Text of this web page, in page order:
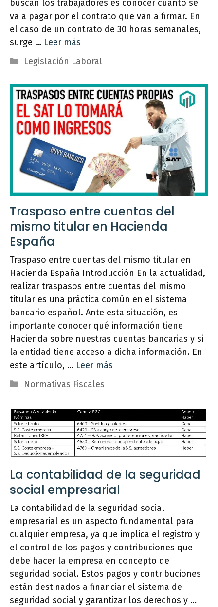
buscan los trabajadores es conocer cuánto se
va a pagar por el contrato que van a firmar. En
el caso de un contrato de 30 horas semanales,
surge … Leer más
Categorías
Legislación Laboral
Traspaso entre cuentas del
mismo titular en Hacienda
España
Traspaso entre cuentas del mismo titular en
Hacienda España Introducción En la actualidad,
realizar traspasos entre cuentas del mismo
titular es una práctica común en el sistema
bancario español. Ante esta situación, es
importante conocer qué información tiene
Hacienda sobre nuestras cuentas bancarias y si
la entidad tiene acceso a dicha información. En
este artículo, … Leer más
Categorías
Normativas Fiscales
La contabilidad de la seguridad
social empresarial
La contabilidad de la seguridad social
empresarial es un aspecto fundamental para
cualquier empresa, ya que implica el registro y
el control de los pagos y contribuciones que
debe hacer la empresa en concepto de
seguridad social. Estos pagos y contribuciones
están destinados a financiar el sistema de
seguridad social y garantizar los derechos y …